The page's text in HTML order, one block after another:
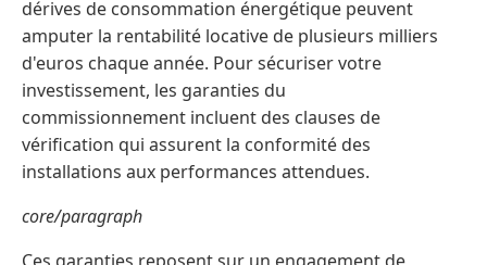
dérives de consommation énergétique peuvent
amputer la rentabilité locative de plusieurs milliers
d'euros chaque année. Pour sécuriser votre
investissement, les garanties du
commissionnement incluent des clauses de
vérification qui assurent la conformité des
installations aux performances attendues.
core/paragraph